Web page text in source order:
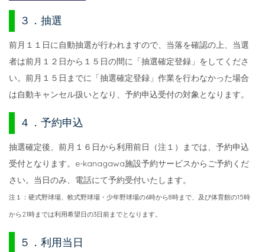
３．抽選
前月１１日に自動抽選が行われますので、当落を確認の上、当選
者は前月１２日から１５日の間に「抽選確定登録」をしてくださ
い。前月１５日までに「抽選確定登録」作業を行わなかった場合
は自動キャンセル扱いとなり、予約申込受付の対象となります。
４．予約申込
抽選確定後、前月１６日から利用前日（注１）までは、予約申込
受付となります。e-kanagawa施設予約サービスからご予約くだ
さい。当日のみ、電話にて予約受付いたします。
注１：硬式野球場、軟式野球場・少年野球場の6時から8時まで、及び体育館の15時
から21時までは利用希望日の3日前までとなります。
５．利用当日